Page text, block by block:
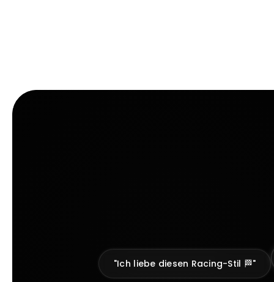
"Ich liebe diesen Racing-Stil 🏁"